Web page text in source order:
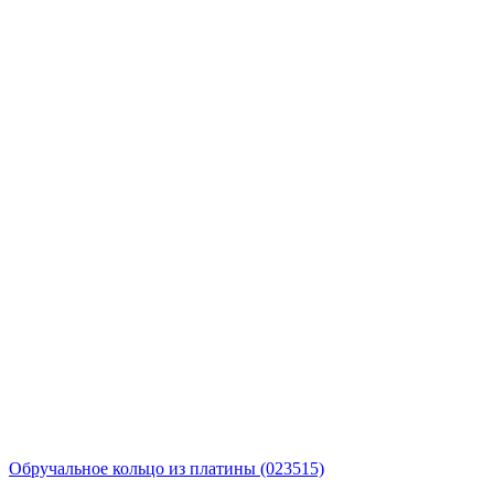
Обручальное кольцо из платины (023515)